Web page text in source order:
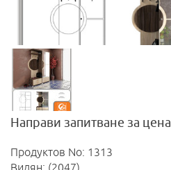
Направи запитване за цена
Продуктов No: 1313